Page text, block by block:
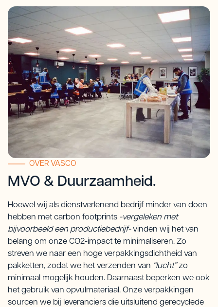
OVER VASCO
MVO & Duurzaamheid.
Hoewel wij als dienstverlenend bedrijf minder van doen
hebben met carbon footprints -vergeleken met
bijvoorbeeld een productiebedrijf-vinden wij het van
belang om onze CO2-impact te minimaliseren. Zo
streven we naar een hoge verpakkingsdichtheid van
pakketten, zodat we het verzenden van “lucht”zo
minimaal mogelijk houden. Daarnaast beperken we ook
het gebruik van opvulmateriaal. Onze verpakkingen
sourcen we bij leveranciers die uitsluitend gerecyclede